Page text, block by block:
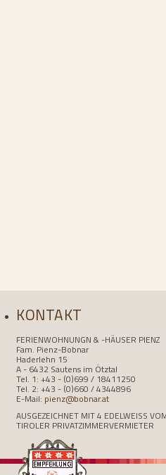
KONTAKT
FERIENWOHNUNGN & -HÄUSER PIENZ
Fam. Pienz-Bobnar
Haderlehn 15
A - 6432 Sautens im Ötztal
Tel. 1: +43 - (0)699 / 18411250
Tel. 2: +43 - (0)660 / 4344896
E-Mail: pienz@bobnar.at
AUSGEZEICHNET MIT 4 EDELWEISS
TIROLER PRIVATZIMMERVERMIETER